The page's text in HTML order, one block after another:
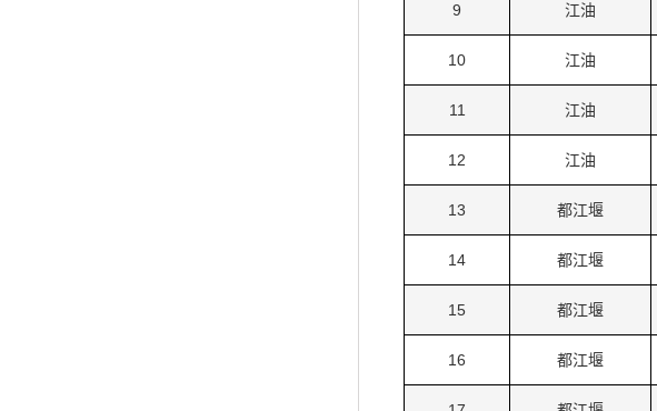
9 江油
10 江油
11 江油
12 江油
13 都江堰
14 都江堰
15 都江堰
16 都江堰